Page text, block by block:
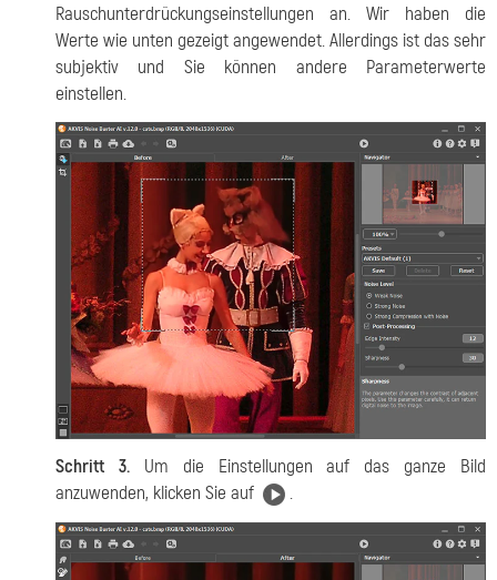
Rauschunterdrückungseinstellungen an. Wir haben die
Werte wie unten gezeigt angewendet. Allerdings ist das sehr
subjektiv und Sie können andere Parameterwerte
einstellen.
Schritt 3.Um die Einstellungen auf das ganze Bild
anzuwenden, klicken Sie auf
.